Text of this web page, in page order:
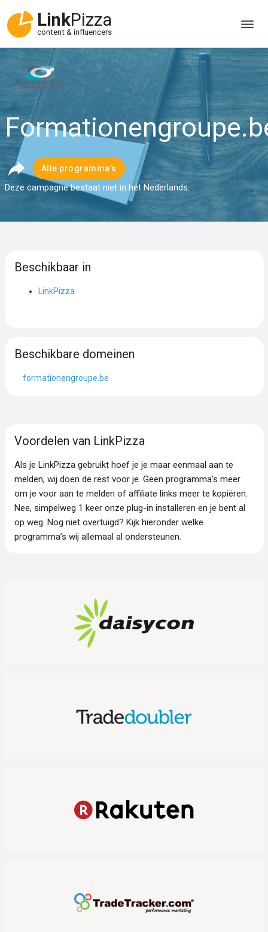
LinkPizza
content & influencers
Alle programma’s
Deze campagne bestaat niet in het Nederlands.
Beschikbaar in
LinkPizza
Beschikbare domeinen
formationengroupe.be
Voordelen van LinkPizza
Als je LinkPizza gebruikt hoef je je maar eenmaal aan te
melden, wij doen de rest voor je. Geen programma’s meer
om je voor aan te melden of affiliate links meer te kopiëren.
Nee, simpelweg 1 keer onze plug-in installeren en je bent al
op weg. Nog niet overtuigd? Kijk hieronder welke
programma’s wij allemaal al ondersteunen.